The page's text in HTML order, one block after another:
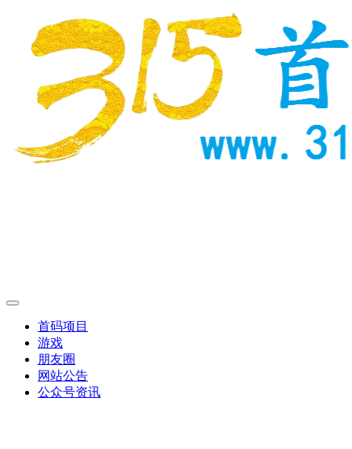
首码项目
游戏
朋友圈
网站公告
公众号资讯